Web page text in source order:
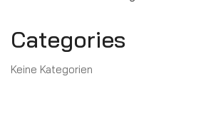
Categories
Keine Kategorien